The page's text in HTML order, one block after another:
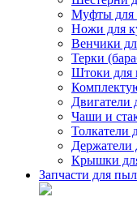
Муфты для
Ножи для
Венчики
Терки
Штоки для
Двигатели
Чаши и
Толкатели
Держатели
Крышки
Запчасти для